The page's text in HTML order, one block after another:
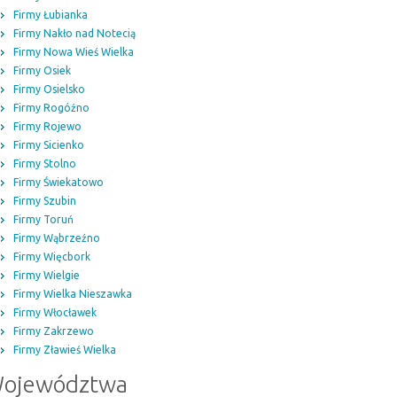
Firmy Łubianka
Firmy Nakło nad Notecią
Firmy Nowa Wieś Wielka
Firmy Osiek
Firmy Osielsko
Firmy Rogóźno
Firmy Rojewo
Firmy Sicienko
Firmy Stolno
Firmy Świekatowo
Firmy Szubin
Firmy Toruń
Firmy Wąbrzeźno
Firmy Więcbork
Firmy Wielgie
Firmy Wielka Nieszawka
Firmy Włocławek
Firmy Zakrzewo
Firmy Zławieś Wielka